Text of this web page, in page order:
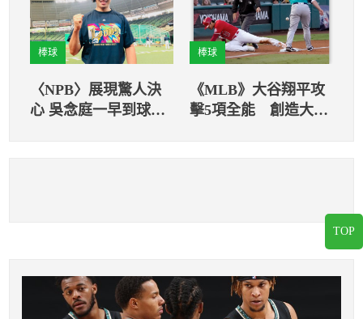
棒球
〈NPB〉展現驚人決
心 吳念庭一早到球場
棒球
《MLB》大谷翔平攻
擊5項全能 創造大聯
TOP